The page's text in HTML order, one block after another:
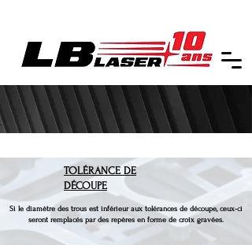
TOLÉRANCE DE
DÉCOUPE
Si le diamètre des trous est inférieur aux tolérances de découpe, ceux-ci
seront remplacés par des repères en forme de croix gravées.